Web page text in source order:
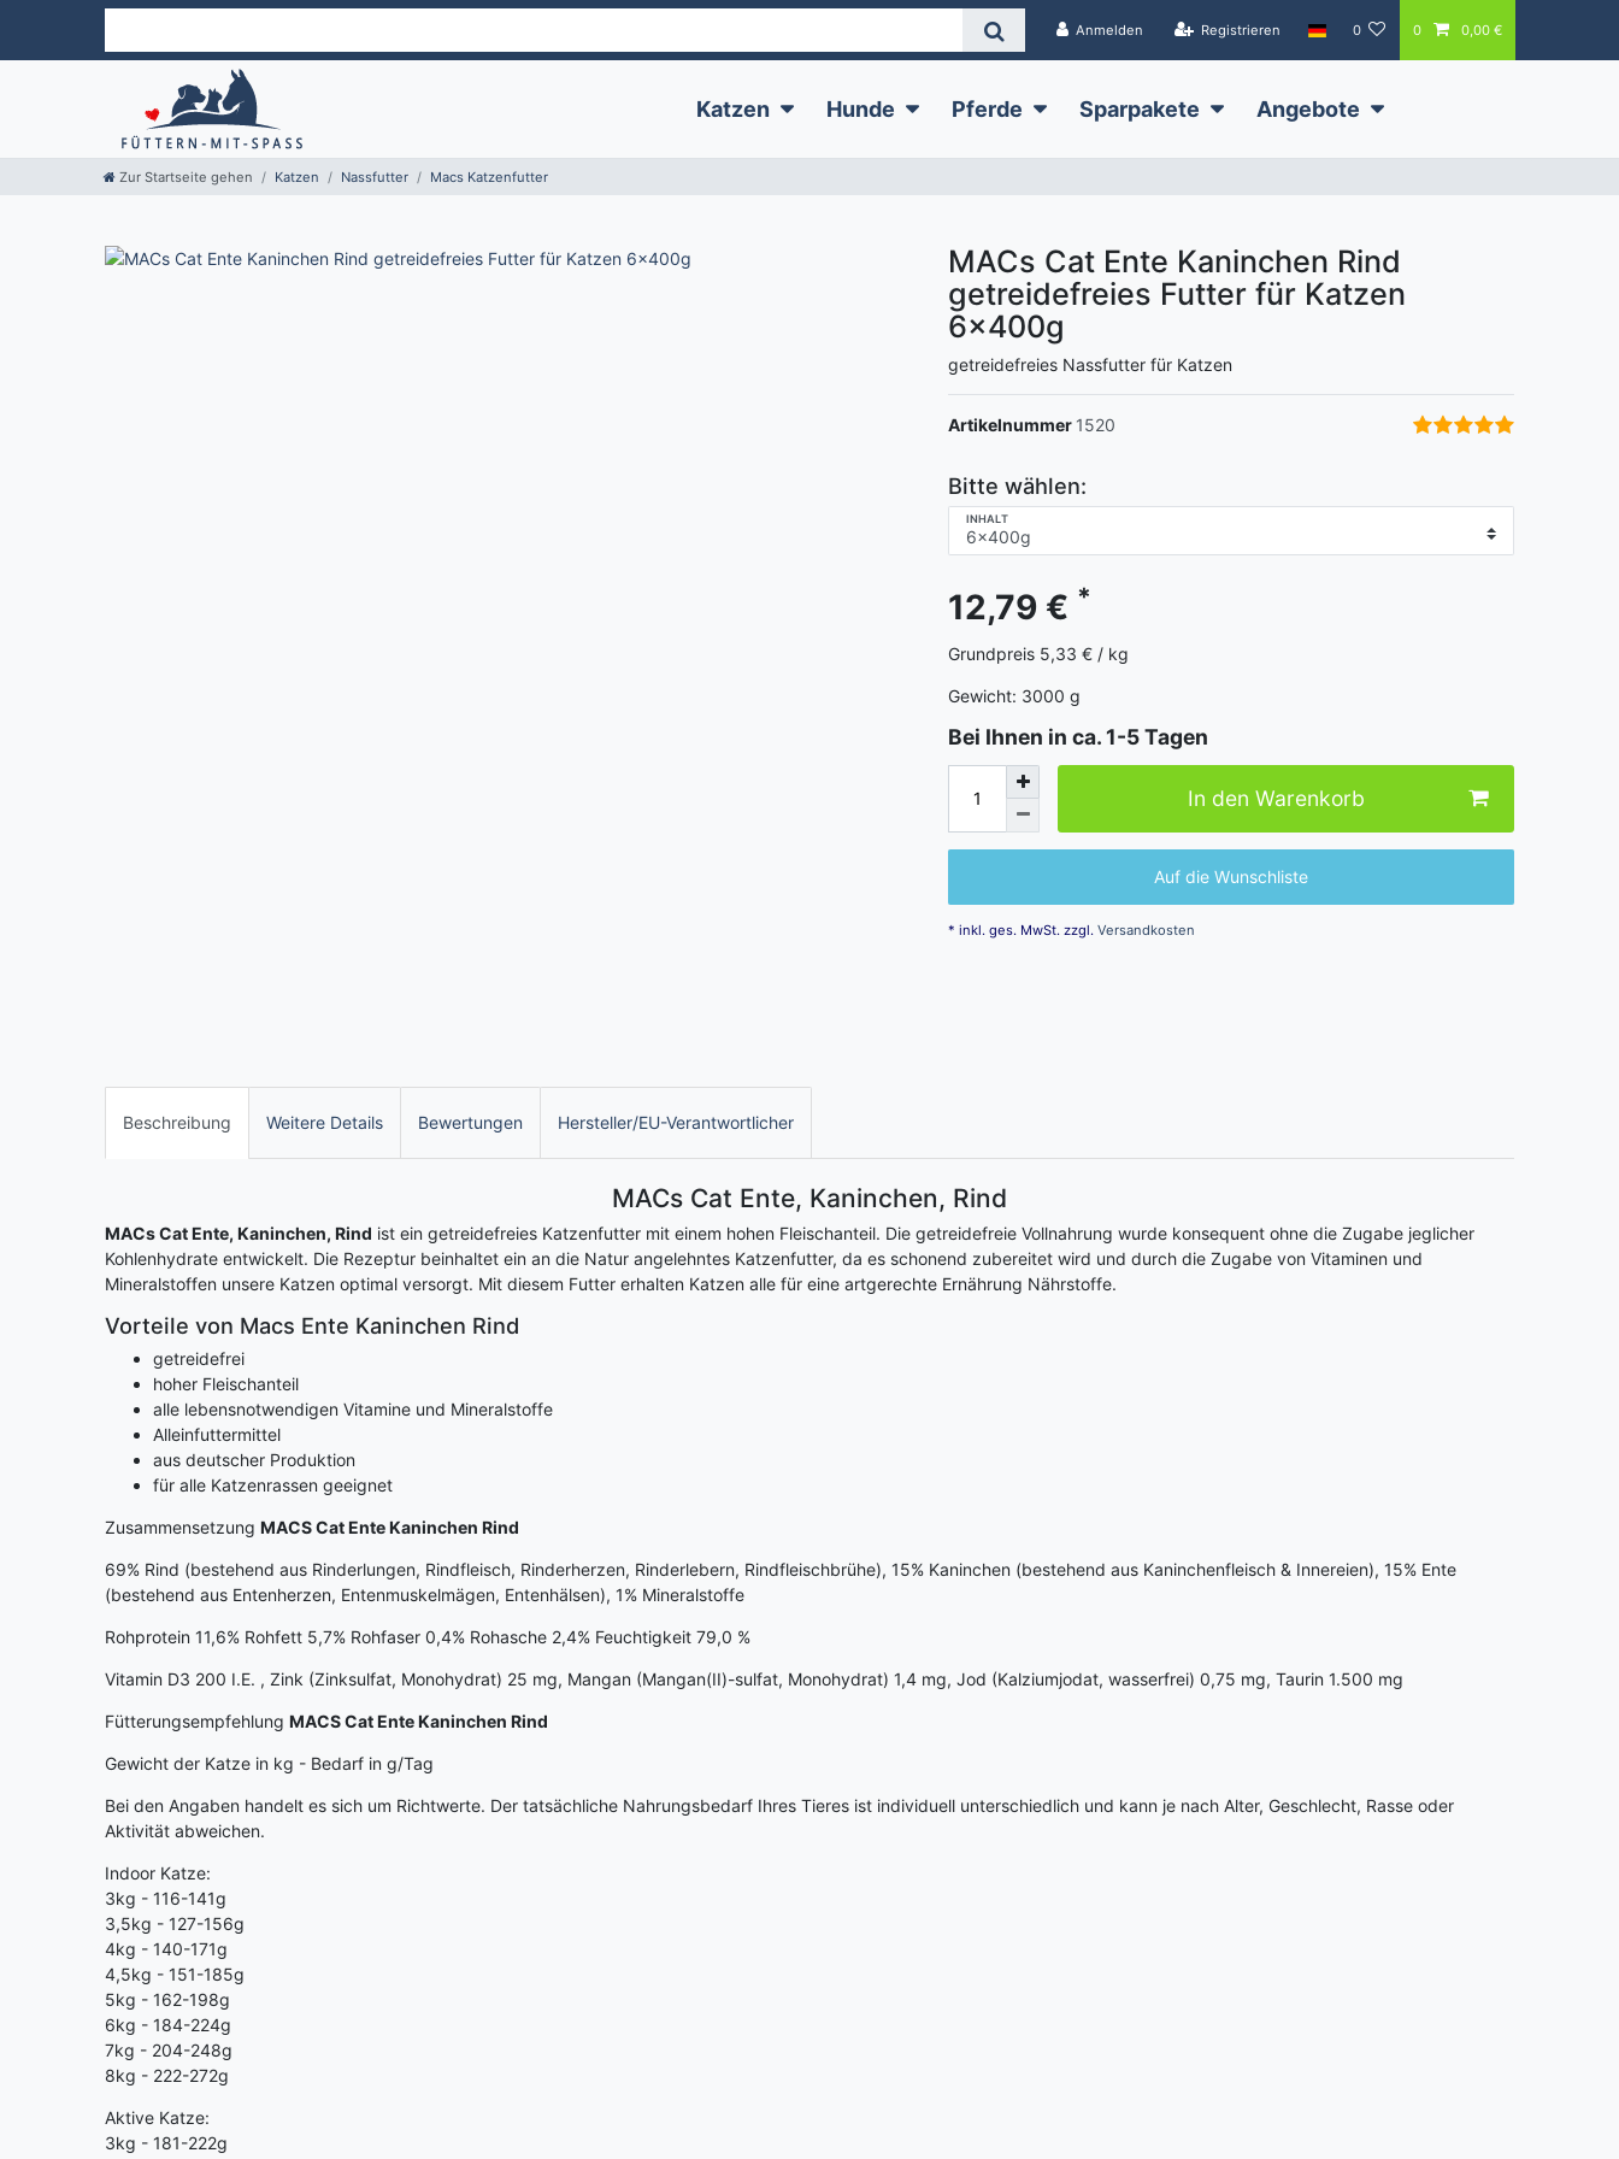
Anmelden Registrieren 0 0 0,00 €
Katzen Hunde Pferde Sparpakete Angebote
Zur Startseite gehen Katzen Nassfutter Macs Katzenfutter
MACs Cat Ente Kaninchen Rind
getreidefreies Futter für Katzen
6x400g
getreidefreies Nassfutter für Katzen
Artikelnummer 1520
Bitte wählen:
INHALT
12,79 € *
Grundpreis 5,33 € / kg
Gewicht: 3000 g
Bei Ihnen in ca. 1-5 Tagen
In den Warenkorb
Auf die Wunschliste
* inkl. ges. MwSt. zzgl. Versandkosten
Beschreibung Weitere Details Bewertungen Hersteller/EU-Verantwortlicher
MACs Cat Ente, Kaninchen, Rind
MACs Cat Ente, Kaninchen, Rind ist ein getreidefreies Katzenfutter mit einem hohen Fleischanteil. Die getreidefreie Vollnahrung wurde konsequent ohne die Zugabe jeglicher
Kohlenhydrate entwickelt. Die Rezeptur beinhaltet ein an die Natur angelehntes Katzenfutter, da es schonend zubereitet wird und durch die Zugabe von Vitaminen und
Mineralstoffen unsere Katzen optimal versorgt. Mit diesem Futter erhalten Katzen alle für eine artgerechte Ernährung Nährstoffe.
Vorteile von Macs Ente Kaninchen Rind
getreidefrei
hoher Fleischanteil
alle lebensnotwendigen Vitamine und Mineralstoffe
Alleinfuttermittel
aus deutscher Produktion
für alle Katzenrassen geeignet
Zusammensetzung MACS Cat Ente Kaninchen Rind
69% Rind (bestehend aus Rinderlungen, Rindfleisch, Rinderherzen, Rinderlebern, Rindfleischbrühe), 15% Kaninchen (bestehend aus Kaninchenfleisch & Innereien), 15% Ente
(bestehend aus Entenherzen, Entenmuskelmägen, Entenhälsen), 1% Mineralstoffe
Rohprotein 11,6% Rohfett 5,7% Rohfaser 0,4% Rohasche 2,4% Feuchtigkeit 79,0 %
Vitamin D3 200 I.E. , Zink (Zinksulfat, Monohydrat) 25 mg, Mangan (Mangan(II)-sulfat, Monohydrat) 1,4 mg, Jod (Kalziumjodat, wasserfrei) 0,75 mg, Taurin 1.500 mg
Fütterungsempfehlung MACS Cat Ente Kaninchen Rind
Gewicht der Katze in kg - Bedarf in g/Tag
Bei den Angaben handelt es sich um Richtwerte. Der tatsächliche Nahrungsbedarf Ihres Tieres ist individuell unterschiedlich und kann je nach Alter, Geschlecht, Rasse oder
Aktivität abweichen.
Indoor Katze:
3kg - 116-141g
3,5kg - 127-156g
4kg - 140-171g
4,5kg - 151-185g
5kg - 162-198g
6kg - 184-224g
7kg - 204-248g
8kg - 222-272g
Aktive Katze:
3kg - 181-222g